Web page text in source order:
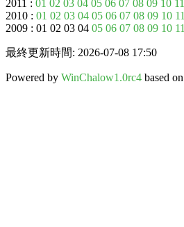
2011 : 01 02 03 04 05 06 07 08 09 10 11
2010 : 01 02 03 04 05 06 07 08 09 10 11
2009 : 01 02 03 04 05 06 07 08 09 10 11
最終更新時間: 2026-07-08 17:50
Powered by WinChalow1.0rc4 based on